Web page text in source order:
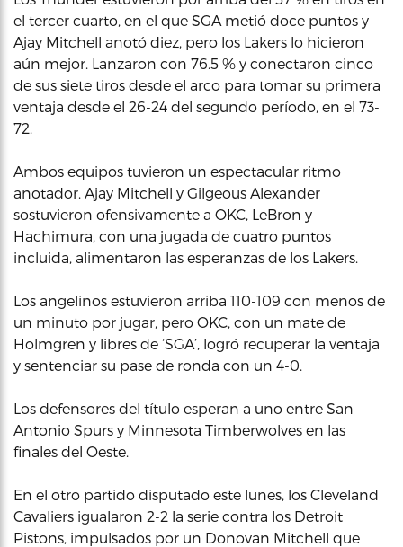
el tercer cuarto, en el que SGA metió doce puntos y
Ajay Mitchell anotó diez, pero los Lakers lo hicieron
aún mejor. Lanzaron con 76.5 % y conectaron cinco
de sus siete tiros desde el arco para tomar su primera
ventaja desde el 26-24 del segundo período, en el 73-
72.
Ambos equipos tuvieron un espectacular ritmo
anotador. Ajay Mitchell y Gilgeous Alexander
sostuvieron ofensivamente a OKC, LeBron y
Hachimura, con una jugada de cuatro puntos
incluida, alimentaron las esperanzas de los Lakers.
Los angelinos estuvieron arriba 110-109 con menos de
un minuto por jugar, pero OKC, con un mate de
Holmgren y libres de ‘SGA’, logró recuperar la ventaja
y sentenciar su pase de ronda con un 4-0.
Los defensores del título esperan a uno entre San
Antonio Spurs y Minnesota Timberwolves en las
finales del Oeste.
En el otro partido disputado este lunes, los Cleveland
Cavaliers igualaron 2-2 la serie contra los Detroit
Pistons, impulsados por un Donovan Mitchell que